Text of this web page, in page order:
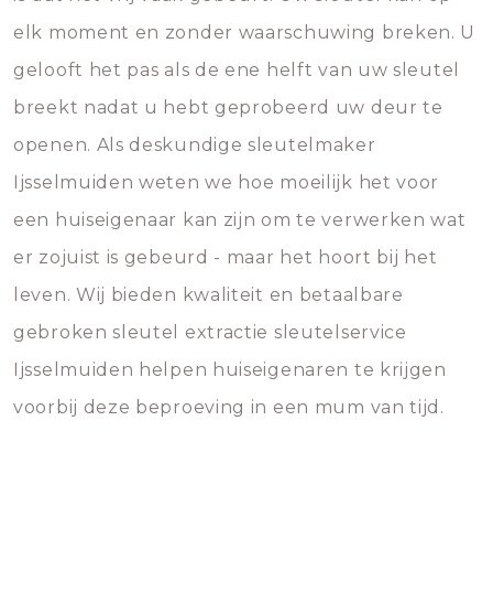
elk moment en zonder waarschuwing breken. U
gelooft het pas als de ene helft van uw sleutel
breekt nadat u hebt geprobeerd uw deur te
openen. Als deskundige sleutelmaker
Ijsselmuiden weten we hoe moeilijk het voor
een huiseigenaar kan zijn om te verwerken wat
er zojuist is gebeurd - maar het hoort bij het
leven. Wij bieden kwaliteit en betaalbare
gebroken sleutel extractie sleutelservice
Ijsselmuiden helpen huiseigenaren te krijgen
voorbij deze beproeving in een mum van tijd.